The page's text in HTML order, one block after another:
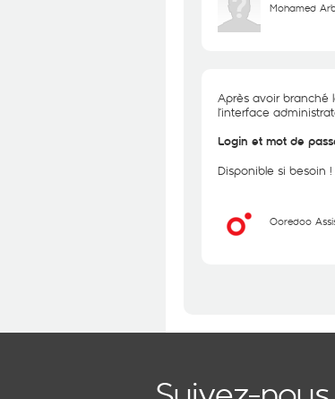
Mohamed
Après avoir branché
l’interface
Login et mot de
Disponible si besoin !
Ooredoo